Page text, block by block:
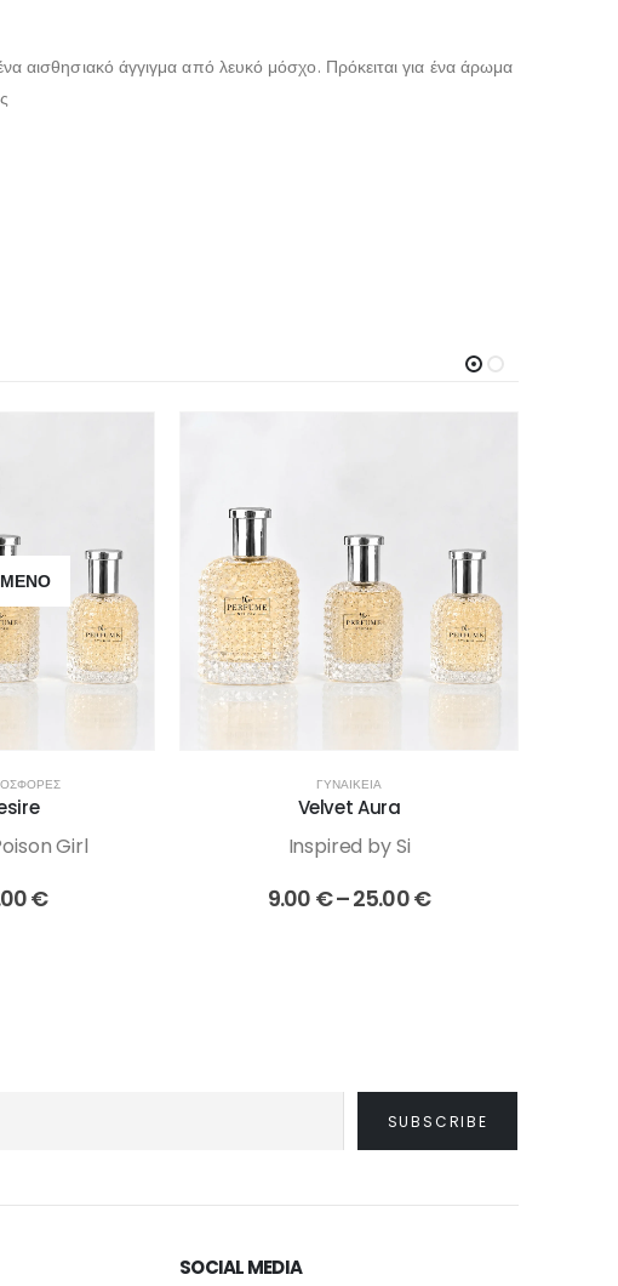
αισθησιακό άγγιγμα από λευκό μόσχο. Πρόκειται για ένα άρωμα
Girl
€Η
ΓΥΝΑΙΚΕΊΑ
Velvet Aura
Inspired by Si
9.00 €–25.00€Price
SOCIAL MEDIA